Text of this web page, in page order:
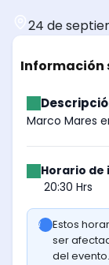
24 de
Información
Marco Mares
Horario de
20:30 Hrs
Estos
ser
del evento.